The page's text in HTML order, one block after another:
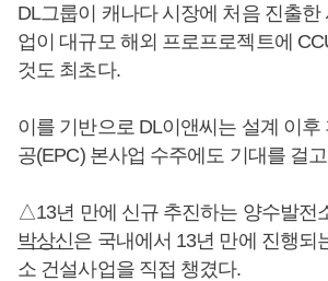
DL그룹이 캐나다 시장에 처음 진출한
업이 대규모 해외 프로프로젝트에
것도 최초다.
이를 기반으로 DL이앤씨는 설계 이후
공(EPC) 본사업 수주에도 기대를 걸
△13년 만에 신규 추진하는 양수발전
박상신은 국내에서 13년 만에 진행되
소 건설사업을 직접 챙겼다.